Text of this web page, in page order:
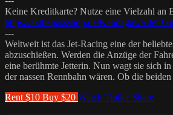
Keine Kreditkarte? Nutze eine Vielzahl an
https://akibapassshop.de/Kandagawa-Jet-
---
Weltweit ist das Jet-Racing eine der
abzuschießen. Werden die Anzüge der
eine berühmte Jetterin. Nun wagt sie sich
der nassen Rennbahn wären. Ob die
Rent $10 Buy $20 Watch Trailer Share